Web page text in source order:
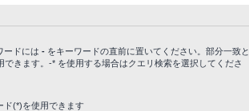
ードには - をキーワードの直前に置いてください。部分一致と
できます。-* を使用する場合はクエリ検索を選択してくださ
ド(*)を使用できます